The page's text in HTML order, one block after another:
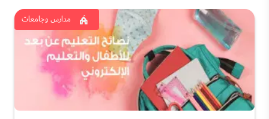
مدارس وجامعات